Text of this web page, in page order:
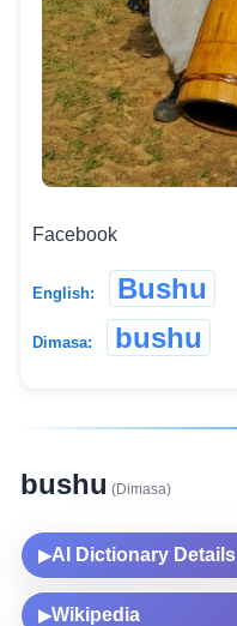
Facebook
English: Bushu
Dimasa: bushu
bushu (Dimasa)
▶AI Dictionary Details
▶Wikipedia